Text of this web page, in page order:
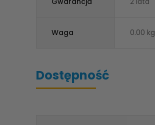
Waga 0.00 kg
Dostępność